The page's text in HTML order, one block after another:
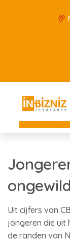
Uit cijfers van
jongeren die uit
de randen van